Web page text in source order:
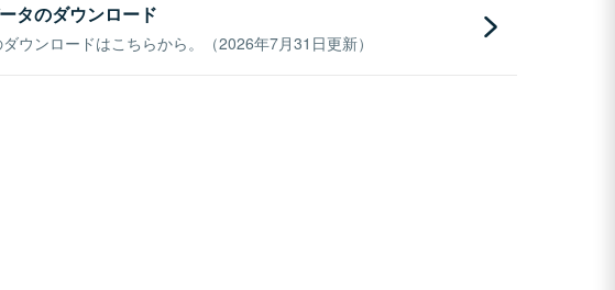
タのダウンロード
ウンロードはこちらから。（2026年7月31日更新）